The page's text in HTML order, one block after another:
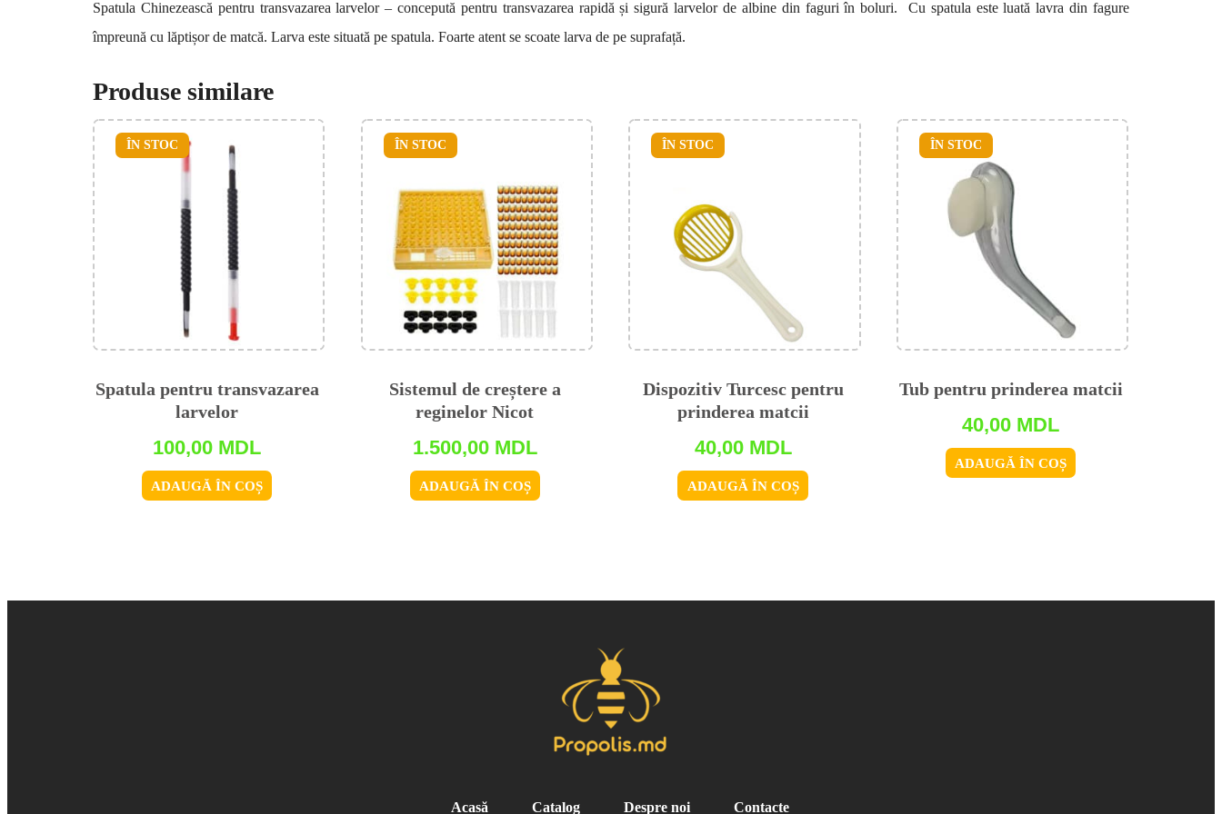
Spatula Chinezească pentru transvazarea larvelor – concepută pentru transvazarea rapidă și sigură larvelor de albine din faguri în boluri. Cu spatula este luată lavra din fagure
împreună cu lăptișor de matcă. Larva este situată pe spatula. Foarte atent se scoate larva de pe suprafață.
Produse similare
Spatula pentru transvazarea
larvelor
100,00 MDL
ADAUGĂ ÎN COȘ
ÎN STOC
Sistemul de creștere a
reginelor Nicot
1.500,00 MDL
ADAUGĂ ÎN COȘ
ÎN STOC
Dispozitiv Turcesc pentru
prinderea matcii
40,00 MDL
ADAUGĂ ÎN COȘ
ÎN STOC
Tub pentru prinderea matcii
40,00 MDL
ADAUGĂ ÎN COȘ
ÎN STOC
Acasă Catalog Despre noi Contacte